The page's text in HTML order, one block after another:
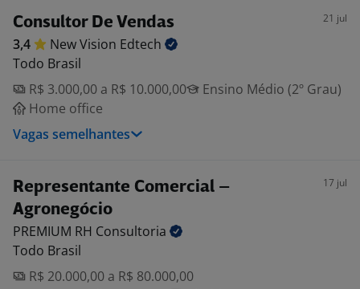
Consultor De Vendas 21 jul
3,4 New Vision Edtech
Todo Brasil
R$ 3.000,00 a R$ 10.000,00
Ensino Médio (2º Grau)
Home office
Vagas semelhantes
Representante Comercial –
Agronegócio
17 jul
PREMIUM RH Consultoria
Todo Brasil
R$ 20.000,00 a R$ 80.000,00